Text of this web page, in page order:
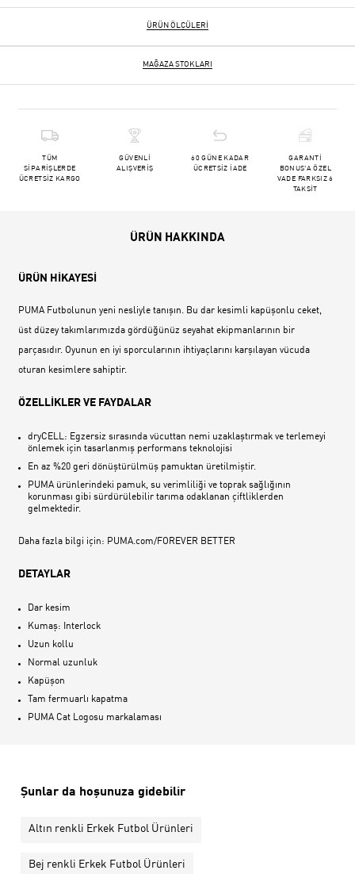
ÜRÜN ÖLÇÜLERI
MAĞAZA STOKLARI
TÜM
SİPARİŞLERDE
ÜCRETSİZ KARGO
GÜVENLİ
ALIŞVERİŞ
60 GÜNE KADAR
ÜCRETSİZ İADE
GARANTİ
BONUS'A ÖZEL
VADE FARKSIZ 6
TAKSİT
ÜRÜN HAKKINDA
ÜRÜN HİKAYESİ
PUMA Futbolunun yeni nesliyle tanışın. Bu dar kesimli kapüşonlu ceket,
üst düzey takımlarımızda gördüğünüz seyahat ekipmanlarının bir
parçasıdır. Oyunun en iyi sporcularının ihtiyaçlarını karşılayan vücuda
oturan kesimlere sahiptir.
ÖZELLİKLER VE FAYDALAR
dryCELL: Egzersiz sırasında vücuttan nemi uzaklaştırmak ve terlemeyi
önlemek için tasarlanmış performans teknolojisi
En az %20 geri dönüştürülmüş pamuktan üretilmiştir.
PUMA ürünlerindeki pamuk, su verimliliği ve toprak sağlığının
korunması gibi sürdürülebilir tarıma odaklanan çiftliklerden
gelmektedir.
Daha fazla bilgi için: PUMA.com/FOREVER BETTER
DETAYLAR
Dar kesim
Kumaş: Interlock
Uzun kollu
Normal uzunluk
Kapüşon
Tam fermuarlı kapatma
PUMA Cat Logosu markalaması
Şunlar da hoşunuza gidebilir
Altın renkli Erkek Futbol Ürünleri
Bej renkli Erkek Futbol Ürünleri